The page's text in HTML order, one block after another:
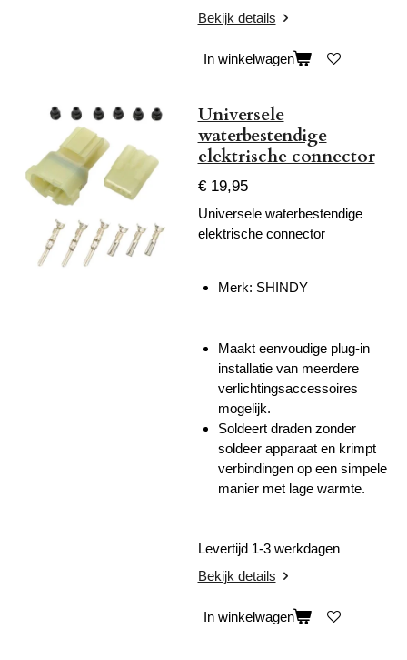
Bekijk details
In winkelwagen
Universele
waterbestendige
elektrische connector
€ 19,95
Universele waterbestendige
elektrische connector
Merk: SHINDY
Maakt eenvoudige plug-in
installatie van meerdere
verlichtingsaccessoires
mogelijk.
Soldeert draden zonder
soldeer apparaat en krimpt
verbindingen op een simpele
manier met lage warmte.
Levertijd 1-3 werkdagen
Bekijk details
In winkelwagen